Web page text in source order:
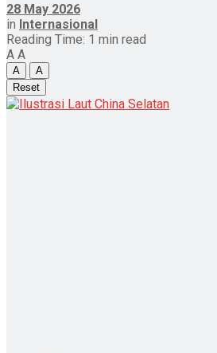
28 May 2026
in Internasional
Reading Time: 1 min read
A A
A
A
Reset